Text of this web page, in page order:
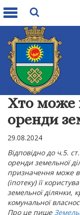
Toggle
Хто може
оренди
29.08.2024
Відповідно до ч.5.
оренди земельної
призначення може
(іпотеку) її
земельної ділянки,
комунальної
Про це пише